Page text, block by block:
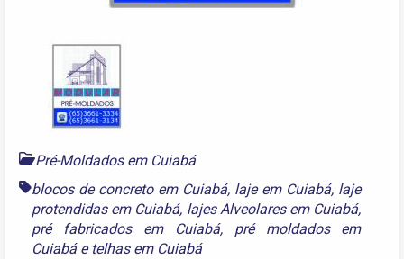
Pré-Moldados em Cuiabá
blocos de concreto em Cuiabá, laje em Cuiabá, laje
protendidas em Cuiabá, lajes Alveolares em Cuiabá,
pré fabricados em Cuiabá, pré moldados em
Cuiabáe telhas em Cuiabá